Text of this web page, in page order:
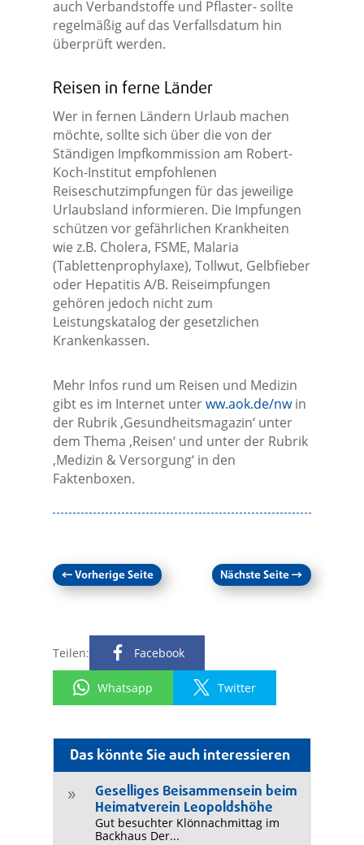
Das könnte Sie auch interessieren
9
Geselliges Beisammensein beim
Heimatverein Leopoldshöhe
Gut besuchter Klönnachmittag im
Backhaus Der...
auch Verbandstoffe und Pflaster- sollte
regelmäßig auf das Verfallsdatum hin
überprüft werden.
Reisen in ferne Länder
Wer in fernen Ländern Urlaub machen
möchte, sollte sich über die von der
Ständigen Impfkommission am Robert-
Koch-Institut empfohlenen
Reiseschutzimpfungen für das jeweilige
Urlaubsland informieren. Die Impfungen
schützen vor gefährlichen Krankheiten
wie z.B. Cholera, FSME, Malaria
(Tablettenprophylaxe), Tollwut, Gelbfieber
oder Hepatitis A/B. Reiseimpfungen
gehören jedoch nicht zum
Leistungskatalog der gesetzlichen
Krankenkassen.
Mehr Infos rund um Reisen und Medizin
gibt es im Internet unterww.aok.de/nwin
der Rubrik ‚Gesundheitsmagazin‘ unter
dem Thema ‚Reisen‘ und unter der Rubrik
‚Medizin & Versorgung‘ in den
Faktenboxen.
←Vorherige Seite Nächste Seite→
Teilen: Facebook
Whatsapp Twitter